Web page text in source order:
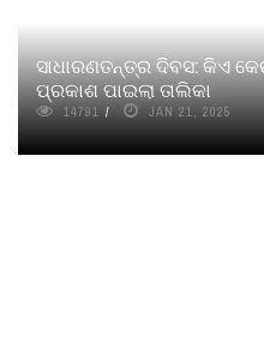
ସାଧାରଣତନ୍ତ୍ର ଦିବସ: କିଏ
ପ୍ରକାଶ ପାଇଲା ତାଲିକା
14791 JAN 21, 2025